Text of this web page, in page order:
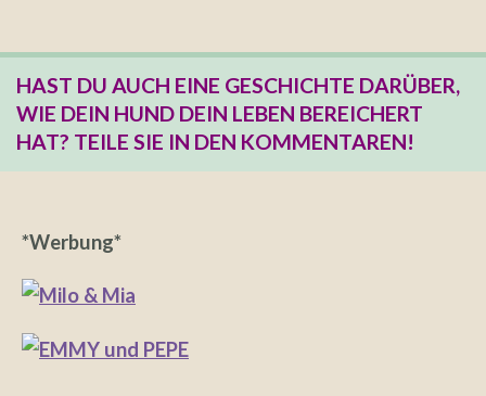
HAST DU AUCH EINE GESCHICHTE DARÜBER,
WIE DEIN HUND DEIN LEBEN BEREICHERT
HAT? TEILE SIE IN DEN KOMMENTAREN!
*Werbung*